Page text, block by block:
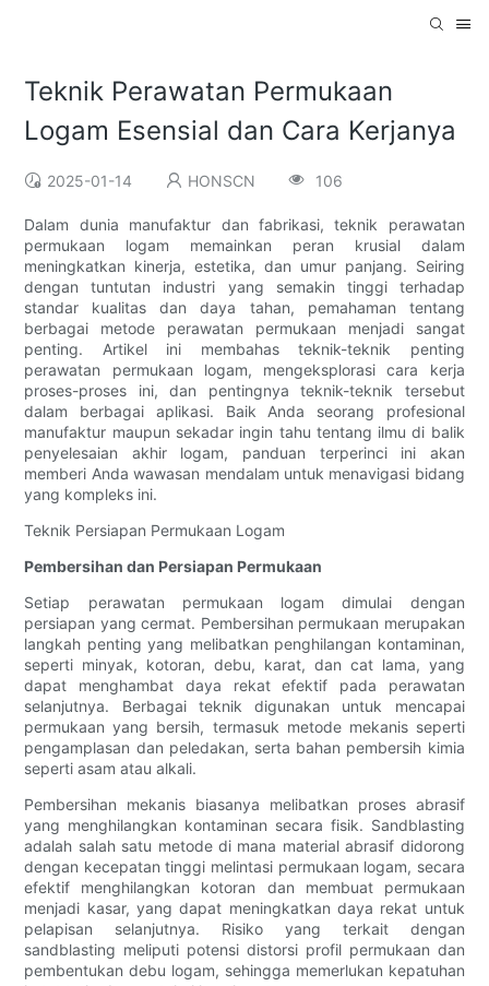
Teknik Perawatan Permukaan
Logam Esensial dan Cara Kerjanya
2025-01-14 HONSCN 106
Dalam dunia manufaktur dan fabrikasi, teknik perawatan
permukaan logam memainkan peran krusial dalam
meningkatkan kinerja, estetika, dan umur panjang. Seiring
dengan tuntutan industri yang semakin tinggi terhadap
standar kualitas dan daya tahan, pemahaman tentang
berbagai metode perawatan permukaan menjadi sangat
penting. Artikel ini membahas teknik-teknik penting
perawatan permukaan logam, mengeksplorasi cara kerja
proses-proses ini, dan pentingnya teknik-teknik tersebut
dalam berbagai aplikasi. Baik Anda seorang profesional
manufaktur maupun sekadar ingin tahu tentang ilmu di balik
penyelesaian akhir logam, panduan terperinci ini akan
memberi Anda wawasan mendalam untuk menavigasi bidang
yang kompleks ini.
Teknik Persiapan Permukaan Logam
Pembersihan dan Persiapan Permukaan
Setiap perawatan permukaan logam dimulai dengan
persiapan yang cermat. Pembersihan permukaan merupakan
langkah penting yang melibatkan penghilangan kontaminan,
seperti minyak, kotoran, debu, karat, dan cat lama, yang
dapat menghambat daya rekat efektif pada perawatan
selanjutnya. Berbagai teknik digunakan untuk mencapai
permukaan yang bersih, termasuk metode mekanis seperti
pengamplasan dan peledakan, serta bahan pembersih kimia
seperti asam atau alkali.
Pembersihan mekanis biasanya melibatkan proses abrasif
yang menghilangkan kontaminan secara fisik. Sandblasting
adalah salah satu metode di mana material abrasif didorong
dengan kecepatan tinggi melintasi permukaan logam, secara
efektif menghilangkan kotoran dan membuat permukaan
menjadi kasar, yang dapat meningkatkan daya rekat untuk
pelapisan selanjutnya. Risiko yang terkait dengan
sandblasting meliputi potensi distorsi profil permukaan dan
pembentukan debu logam, sehingga memerlukan kepatuhan